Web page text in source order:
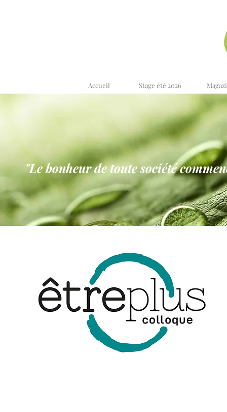
Accueil Stage été 2026
"Le bonheur de toute société